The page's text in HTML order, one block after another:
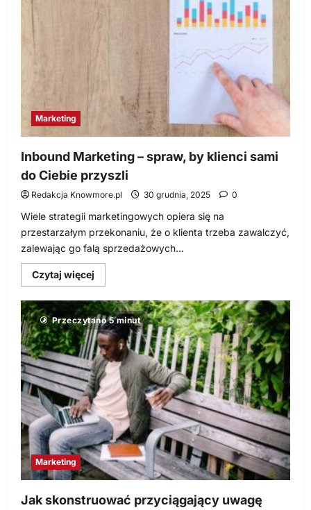
sposobów
na
Marketing
Inbound Marketing – spraw, by klienci sami
do Ciebie przyszli
Redakcja Knowmore.pl 30 grudnia, 2025 0
Wiele strategii marketingowych opiera się na
przestarzałym przekonaniu, że o klienta trzeba zawalczyć,
zalewając go falą sprzedażowych...
Czytaj więcej
się
o
Inbound
Marketing
–
spraw,
by
klienci
sami
do
Ciebie
przyszli
Przeczytano 5 minut
Marketing
Jak skonstruować przyciągający uwagę